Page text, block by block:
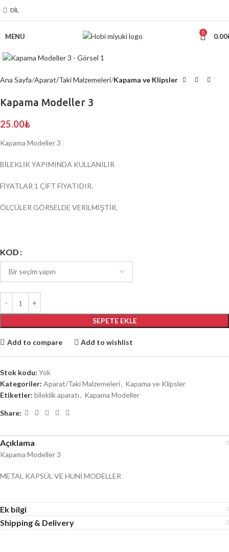
DIL
MENU 0 0.00
Ana Sayfa Aparat/Taki Malzemeleri Kapama ve Klipsler
Kapama Modeller 3
25.00₺
Kapama Modeller 3
BİLEKLİK YAPIMINDA KULLANILIR
FİYATLAR 1 ÇİFT FİYATIDIR.
ÖLÇÜLER GÖRSELDE VERİLMİŞTİR.
KOD
SEPETE EKLE
Add to compare Add to wishlist
Stok kodu: Yok
Kategoriler: Aparat/Taki Malzemeleri, Kapama ve Klipsler
Etiketler: bileklik aparatı, Kapama Modeller
Share:
Açıklama
Kapama Modeller 3
METAL KAPSÜL VE HUNİ MODELLER
Ek bilgi
Shipping & Delivery